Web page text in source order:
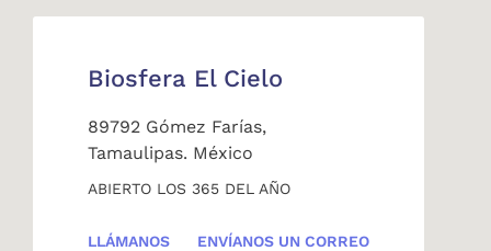
Biosfera El Cielo
89792 Gómez Farías,
Tamaulipas. México
ABIERTO LOS 365 DEL AÑO
LLÁMANOS ENVÍANOS UN CORREO